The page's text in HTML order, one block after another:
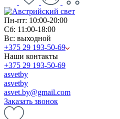
Пн-пт: 10:00-20:00
Сб: 11:00-18:00
Вс: выходной
+375 29 193-50-69
Наши контакты
+375 29 193-50-69
asvetby
asvetby
asvet.by@gmail.com
Заказать звонок